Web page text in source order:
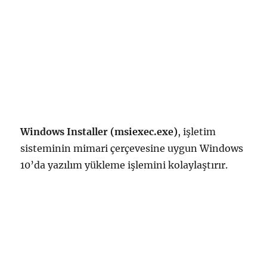
Windows Installer (msiexec.exe), işletim
sisteminin mimari çerçevesine uygun Windows
10’da yazılım yükleme işlemini kolaylaştırır.